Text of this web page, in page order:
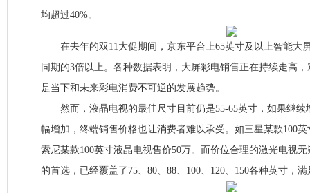
均超过40%。
在去年的双11大促期间，京东平台上65英寸及以上智能大
同期的3倍以上。各种数据表明，大屏彩电销售正在持续走高
是当下和未来彩电消费不可逆的发展趋势。
然而，液晶电视的最佳尺寸目前仍是55-65英寸，如果继续
幅增加，终端销售价格也让消费者难以承受。如三星某款100
索尼某款100英寸液晶电视售价50万。而价位合理的激光电视
的首选，已经覆盖了75、80、88、100、120、150各种英寸，